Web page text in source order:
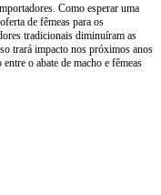
Como esperar uma
de fêmeas para os
tradicionais diminuíram as
trará impacto nos próximos anos
o abate de macho e fêmeas